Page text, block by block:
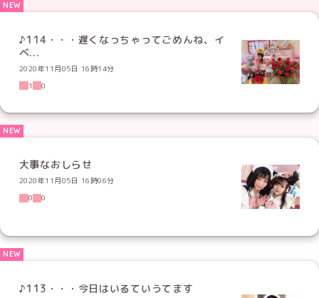
♪114・・・遅くなっちゃってごめんね、イ
ベ...
2020年11月05日 16時14分
1
0
大事なおしらせ
2020年11月05日 16時06分
0
0
♪113・・・今日はいるていうてます